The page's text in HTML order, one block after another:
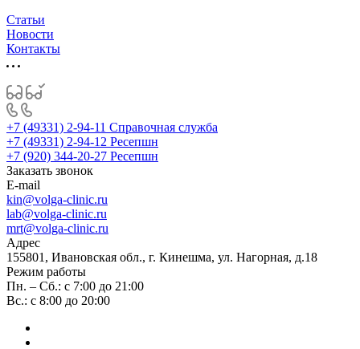
Статьи
Новости
Контакты
+7 (49331) 2-94-11 Справочная служба
+7 (49331) 2-94-12 Ресепшн
+7 (920) 344-20-27 Ресепшн
Заказать звонок
E-mail
kin@volga-clinic.ru
lab@volga-clinic.ru
mrt@volga-clinic.ru
Адрес
155801, Ивановская обл., г. Кинешма, ул. Нагорная, д.18
Режим работы
Пн. – Сб.: с 7:00 до 21:00
Вс.: с 8:00 до 20:00